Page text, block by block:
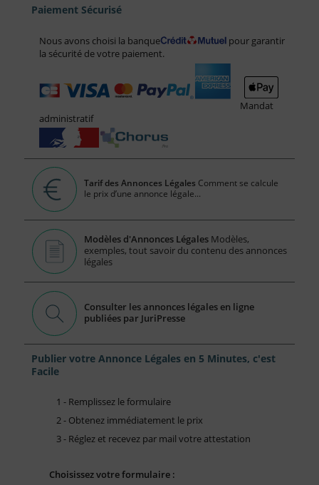
Paiement Sécurisé
Nous avons choisi la banque
pour garantir
la sécurité de votre paiement.
Mandat
administratif
Tarif des Annonces Légales Comment se calcule
le prix d’une annonce légale...
Modèles d'Annonces Légales Modèles,
exemples, tout savoir du contenu des annonces
légales
Consulter les annonces légales en ligne
publiées par JuriPresse
Publier votre Annonce Légales en 5 Minutes, c'est
Facile
1 - Remplissez le formulaire
2 - Obtenez immédiatement le prix
3 - Réglez et recevez par mail votre attestation
Choisissez votre formulaire :